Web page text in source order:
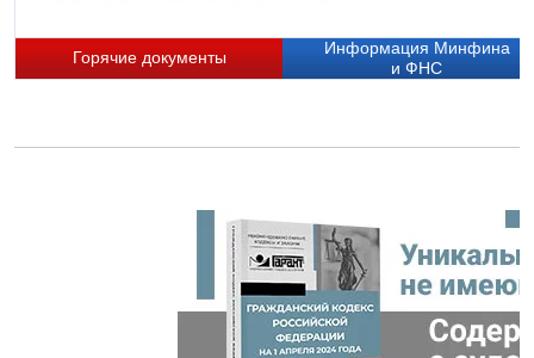
Горячие документы
Информация Минфина
и ФНС